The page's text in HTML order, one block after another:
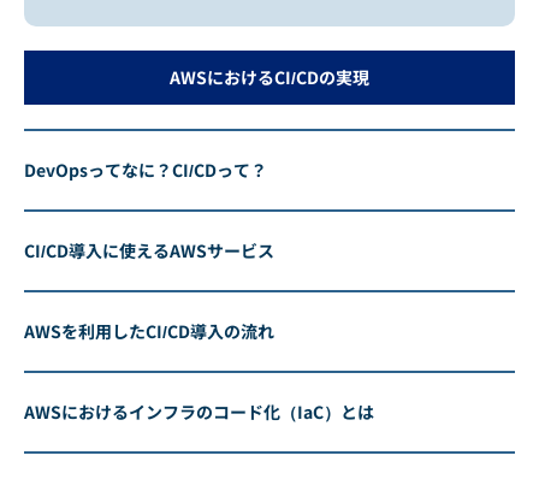
AWSにおけるCI/CDの実現
DevOpsってなに？CI/CDって？
CI/CD導入に使えるAWSサービス
AWSを利用したCI/CD導入の流れ
AWSにおけるインフラのコード化（IaC）とは